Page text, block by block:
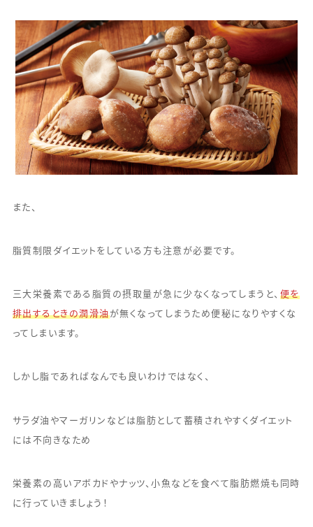
また、
脂質制限ダイエットをしている方も注意が必要です。
三大栄養素である脂質の摂取量が急に少なくなってしまうと、 便を
排出するときの潤滑油が無くなってしまうため便秘になりやすくな
ってしまいます。
しかし脂であればなんでも良いわけではなく、
サラダ油やマーガリンなどは脂肪として蓄積されやすくダイエット
には不向きなため
栄養素の高いアボカドやナッツ、小魚などを食べて脂肪燃焼も同時
に行っていきましょう！